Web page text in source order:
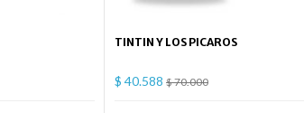
TINTIN Y LOS PICAROS
$ 40.588 $ 70.000